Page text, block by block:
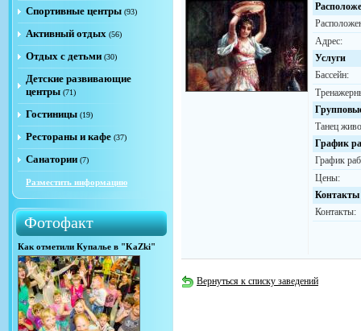
Спортивные центры (93)
Активный отдых (56)
Отдых с детьми (30)
Детские развивающие
центры (71)
Гостиницы (19)
Рестораны и кафе (37)
Санатории (7)
Разместить информацию
Фотофакт
Как отметили Купалье в "KaZki"
Адрес:
Услуги
Бассейн:
Танец
График
График
Цены:
Контакты
Контакты:
Вернуться к списку заведений